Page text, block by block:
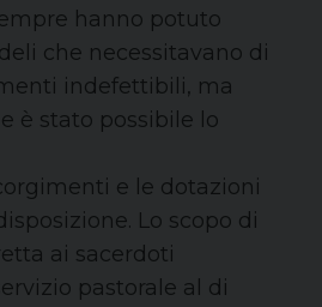
hanno potuto
che necessitavano di
indefettibili, ma
è stato possibile lo
e le dotazioni
Lo scopo di
ai sacerdoti
pastorale al di